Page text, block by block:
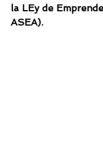
la LEy de
ASEA).